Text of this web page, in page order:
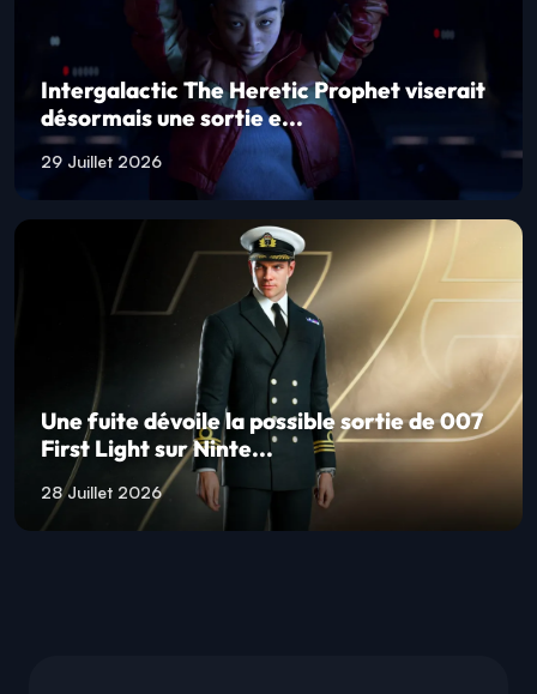
Intergalactic The Heretic Prophet viserait
désormais une sortie e...
29 Juillet 2026
Une fuite dévoile la possible sortie de 007
First Light sur Ninte...
28 Juillet 2026